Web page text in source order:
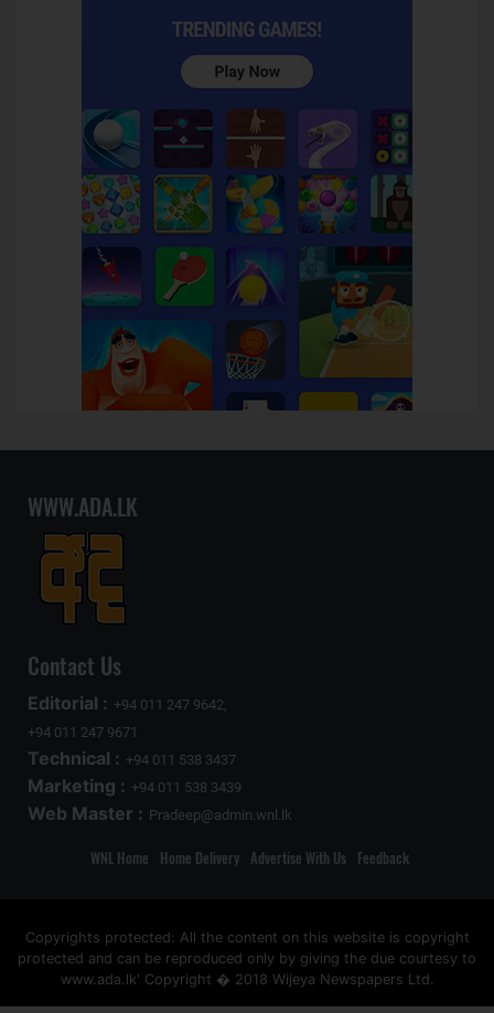
WWW.ADA.LK
Contact Us
Editorial : +94 011 247 9642,
+94 011 247 9671
Technical : +94 011 538 3437
Marketing : +94 011 538 3439
Web Master : Pradeep@admin.wnl.lk
WNL Home Home Delivery Advertise With Us Feedback
Copyrights protected: All the content on this website is copyright
protected and can be reproduced only by giving the due courtesy to
www.ada.lk' Copyright � 2018 Wijeya Newspapers Ltd.